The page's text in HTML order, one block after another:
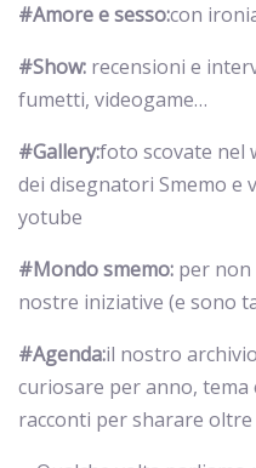
#Amore e sesso:con
#Show: recensioni e
fumetti, videogame…
#Gallery:foto scovate nel
dei disegnatori Smemo e
yotube
#Mondo smemo: per non
nostre iniziative (e sono
#Agenda:il nostro
curiosare per anno,
racconti per sharare